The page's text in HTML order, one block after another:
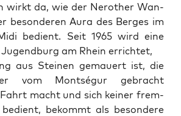
wirkt da, wie der Nerother Wan­
beson­deren Aura des Berges im
bedi­ent. Seit 1965 wird eine
am Rhein errichtet,
aus Steinen gemauert ist, die
vom Montségur gebracht
macht und sich kein­er frem­
bekommt als beson­dere